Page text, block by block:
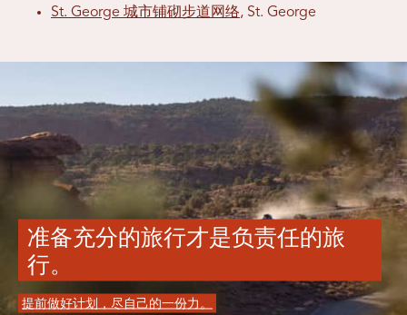
St. George 城市铺砌步道网络, St. George
准备充分的旅行才是负责任的旅
行。
提前做好计划，尽自己的一份力。